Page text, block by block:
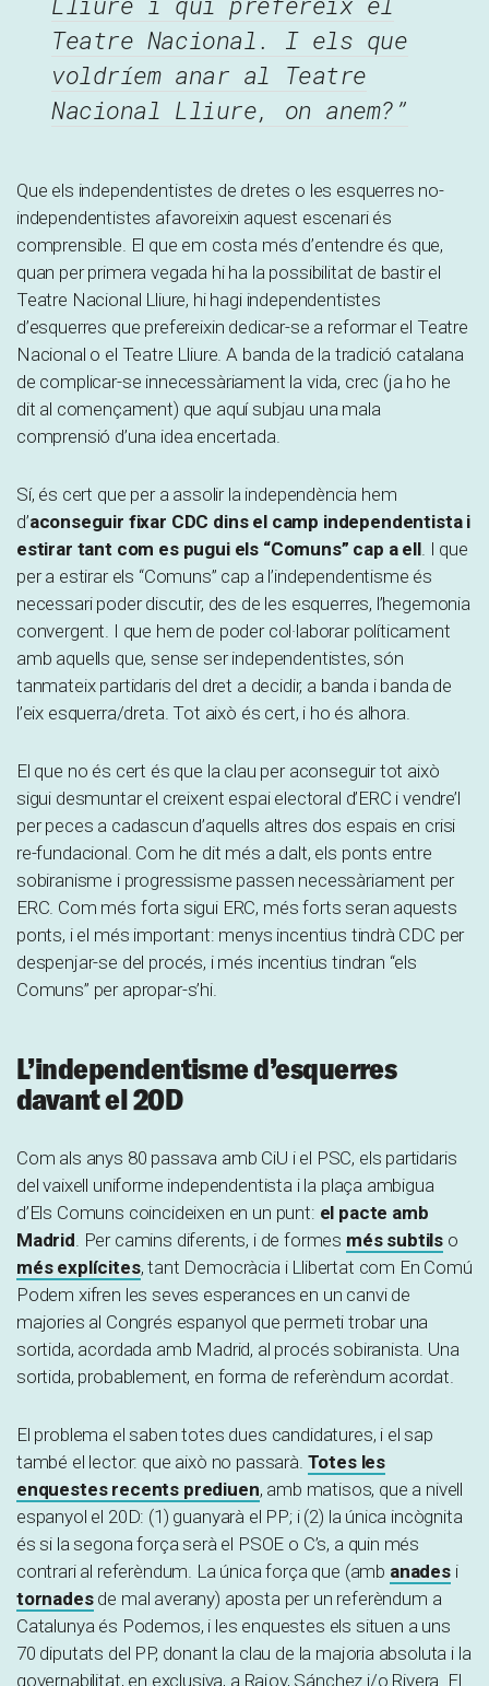
Teatre Nacional. I els que
voldríem anar al Teatre
Nacional Lliure, on anem?”
Que els independentistes de dretes o les esquerres no-
independentistes afavoreixin aquest escenari és
comprensible. El que em costa més d’entendre és que,
quan per primera vegada hi ha la possibilitat de bastir el
Teatre Nacional Lliure, hi hagi independentistes
d’esquerres que prefereixin dedicar-se a reformar el Teatre
Nacional o el Teatre Lliure. A banda de la tradició catalana
de complicar-se innecessàriament la vida, crec (ja ho he
dit al començament) que aquí subjau una mala
comprensió d’una idea encertada.
Sí, és cert que per a assolir la independència hem
d’aconseguir fixar CDC dins el camp independentista i
estirar tant com es pugui els “Comuns” cap a ell. I que
per a estirar els “Comuns” cap a l’independentisme és
necessari poder discutir, des de les esquerres, l’hegemonia
convergent. I que hem de poder col·laborar políticament
amb aquells que, sense ser independentistes, són
tanmateix partidaris del dret a decidir, a banda i banda de
l’eix esquerra/dreta. Tot això és cert, i ho és alhora.
El que no és cert és que la clau per aconseguir tot això
sigui desmuntar el creixent espai electoral d’ERC i vendre’l
per peces a cadascun d’aquells altres dos espais en crisi
re-fundacional. Com he dit més a dalt, els ponts entre
sobiranisme i progressisme passen necessàriament per
ERC. Com més forta sigui ERC, més forts seran aquests
ponts, i el més important: menys incentius tindrà CDC per
despenjar-se del procés, i més incentius tindran “els
Comuns” per apropar-s’hi.
L’independentisme d’esquerres
davant el 20D
Com als anys 80 passava amb CiU i el PSC, els partidaris
del vaixell uniforme independentista i la plaça ambigua
d’Els Comuns coincideixen en un punt: el pacte amb
Madrid . Per camins diferents, i de formes més subtils o
més explícites, tant Democràcia i Llibertat com En Comú
Podem xifren les seves esperances en un canvi de
majories al Congrés espanyol que permeti trobar una
sortida, acordada amb Madrid, al procés sobiranista. Una
sortida, probablement, en forma de referèndum acordat.
El problema el saben totes dues candidatures, i el sap
també el lector: que això no passarà. Totes les
enquestes recents prediuen, amb matisos, que a nivell
espanyol el 20D: (1) guanyarà el PP; i (2) la única incògnita
és si la segona força serà el PSOE o C’s, a quin més
contrari al referèndum. La única força que (amb anadesi
tornadesde mal averany) aposta per un referèndum a
Catalunya és Podemos, i les enquestes els situen a uns
70 diputats del PP, donant la clau de la majoria absoluta i la
governabilitat, en exclusiva, a Rajoy, Sánchez i/o Rivera. El